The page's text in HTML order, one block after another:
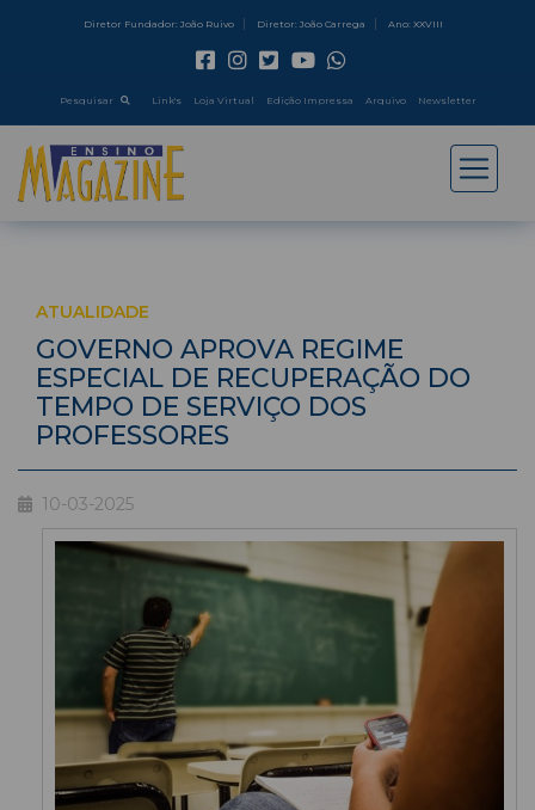
Diretor Fundador: João Ruivo Diretor: João Carrega Ano: XXVIII
Pesquisar Link's Loja Virtual Edição Impressa Arquivo Newsletter
ATUALIDADE
GOVERNO APROVA REGIME
ESPECIAL DE RECUPERAÇÃO DO
TEMPO DE SERVIÇO DOS
PROFESSORES
10-03-2025